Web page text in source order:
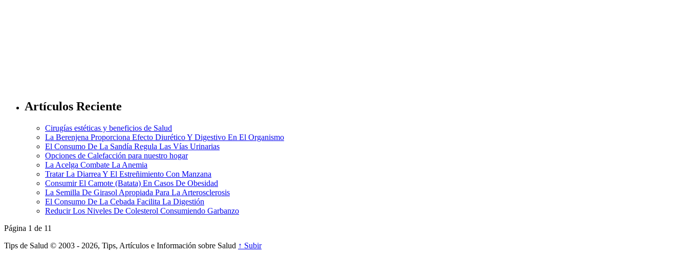
Artículos Reciente
Cirugías estéticas y beneficios de Salud
La Berenjena Proporciona Efecto Diurético Y Digestivo En El Organismo
El Consumo De La Sandía Regula Las Vías Urinarias
Opciones de Calefacción para nuestro hogar
La Acelga Combate La Anemia
Tratar La Diarrea Y El Estreñimiento Con Manzana
Consumir El Camote (Batata) En Casos De Obesidad
La Semilla De Girasol Apropiada Para La Arterosclerosis
El Consumo De La Cebada Facilita La Digestión
Reducir Los Niveles De Colesterol Consumiendo Garbanzo
Página 1 de 11
Tips de Salud © 2003 - 2026, Tips, Artículos e Información sobre Salud ↑ Subir